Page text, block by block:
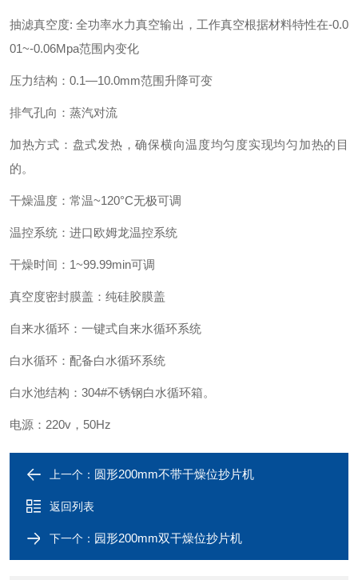
抽滤真空度: 全功率水力真空输出，工作真空根据材料特性在-0.0
01~-0.06Mpa范围内变化
压力结构：0.1—10.0mm范围升降可变
排气孔向：蒸汽对流
加热方式：盘式发热，确保横向温度均匀度实现均匀加热的目
的。
干燥温度：常温~120°C无极可调
温控系统：进口欧姆龙温控系统
干燥时间：1~99.99min可调
真空度密封膜盖：纯硅胶膜盖
自来水循环：一键式自来水循环系统
白水循环：配备白水循环系统
白水池结构：304#不锈钢白水循环箱。
电源：220v，50Hz
上一个： 圆形200mm不带干燥位抄片机
返回列表
下一个： 园形200mm双干燥位抄片机